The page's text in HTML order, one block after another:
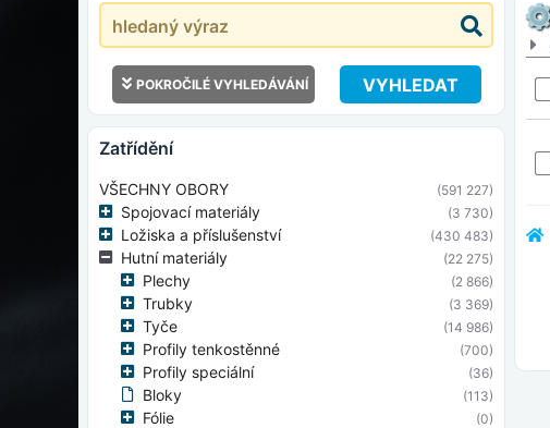
POKROČILÉ VYHLEDÁVÁNÍ VYHLEDAT
zatřídění
VŠECHNY OBORY (591 227)
Spojovací materiály (3 730)
Ložiska a příslušenství (430 483)
Hutní materiály (22 275)
Plechy (2 866)
Trubky (3 369)
Tyče (14 986)
Profily tenkostěnné (700)
Profily speciální (36)
Bloky (113)
Fólie (0)